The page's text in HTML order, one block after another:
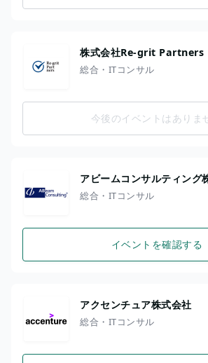
株式会社Re-grit Partners
総合・ITコンサル
今後のイベントはありま
アビームコンサルティング
総合・ITコンサル
イベントを確認する
アクセンチュア株式会社
総合・ITコンサル